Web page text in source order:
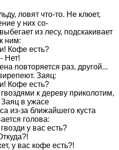
ловят что-то. Не клюет,
у них со-
из лесу, подскакивает
к ним:
Кофе есть?
- Нет!
повторяется раз, другой...
Заяц:
Кофе есть?
к дереву приколотим,
в ужасе
из-за ближайшего куста
голова:
у вас есть?
у вас кофе есть?!